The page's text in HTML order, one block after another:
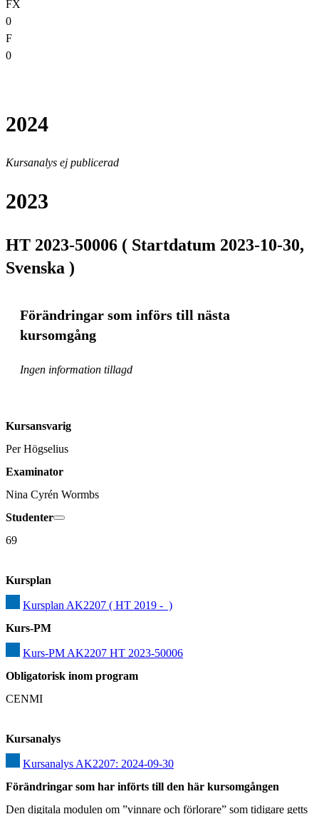
FX
0
F
0
2024
Kursanalys ej publicerad
2023
HT 2023-50006 ( Startdatum 2023-10-30,
Svenska )
Förändringar som införs till nästa
kursomgång
Ingen information tillagd
Kursansvarig
Per Högselius
Examinator
Nina Cyrén Wormbs
Studenter
69
Kursplan
Kursplan AK2207 ( HT 2019 -  )
Kurs-PM
Kurs-PM AK2207 HT 2023-50006
Obligatorisk inom program
CENMI
Kursanalys
Kursanalys AK2207: 2024-09-30
Förändringar som har införts till den här kursomgången
Den digitala modulen om ”vinnare och förlorare” som tidigare getts